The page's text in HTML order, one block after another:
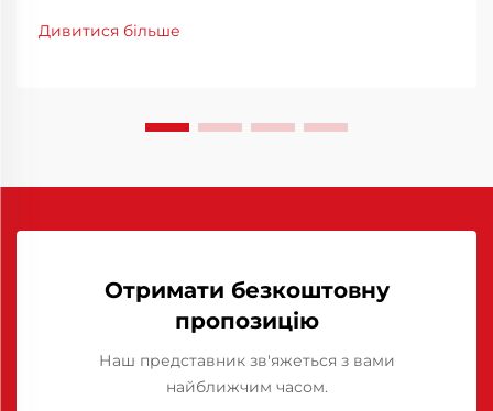
релізаторів відіграє ключову роль у забезпеченні
ефективності виробництва та якості продукції.
Дивитися більше
Отримати безкоштовну
пропозицію
Наш представник зв'яжеться з вами
найближчим часом.